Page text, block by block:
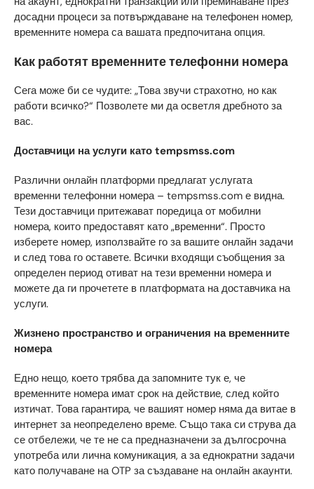
досадни процеси за потвърждаване на телефонен номер,
временните номера са вашата предпочитана опция.
Как работят временните телефонни номера
Сега може би се чудите: „Това звучи страхотно, но как
работи всичко?“ Позволете ми да осветля дребното за
вас.
Доставчици на услуги като tempsmss.com
Различни онлайн платформи предлагат услугата
временни телефонни номера – tempsmss.com е видна.
Тези доставчици притежават поредица от мобилни
номера, които предоставят като „временни“. Просто
изберете номер, използвайте го за вашите онлайн задачи
и след това го оставете. Всички входящи съобщения за
определен период отиват на тези временни номера и
можете да ги прочетете в платформата на доставчика на
услуги.
Жизнено пространство и ограничения на временните
номера
Едно нещо, което трябва да запомните тук е, че
временните номера имат срок на действие, след който
изтичат. Това гарантира, че вашият номер няма да витае в
интернет за неопределено време. Също така си струва да
се отбележи, че те не са предназначени за дългосрочна
употреба или лична комуникация, а за еднократни задачи
като получаване на OTP за създаване на онлайн акаунти.